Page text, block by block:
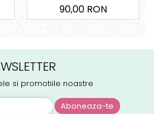
90,00 RON
si promotiile noastre